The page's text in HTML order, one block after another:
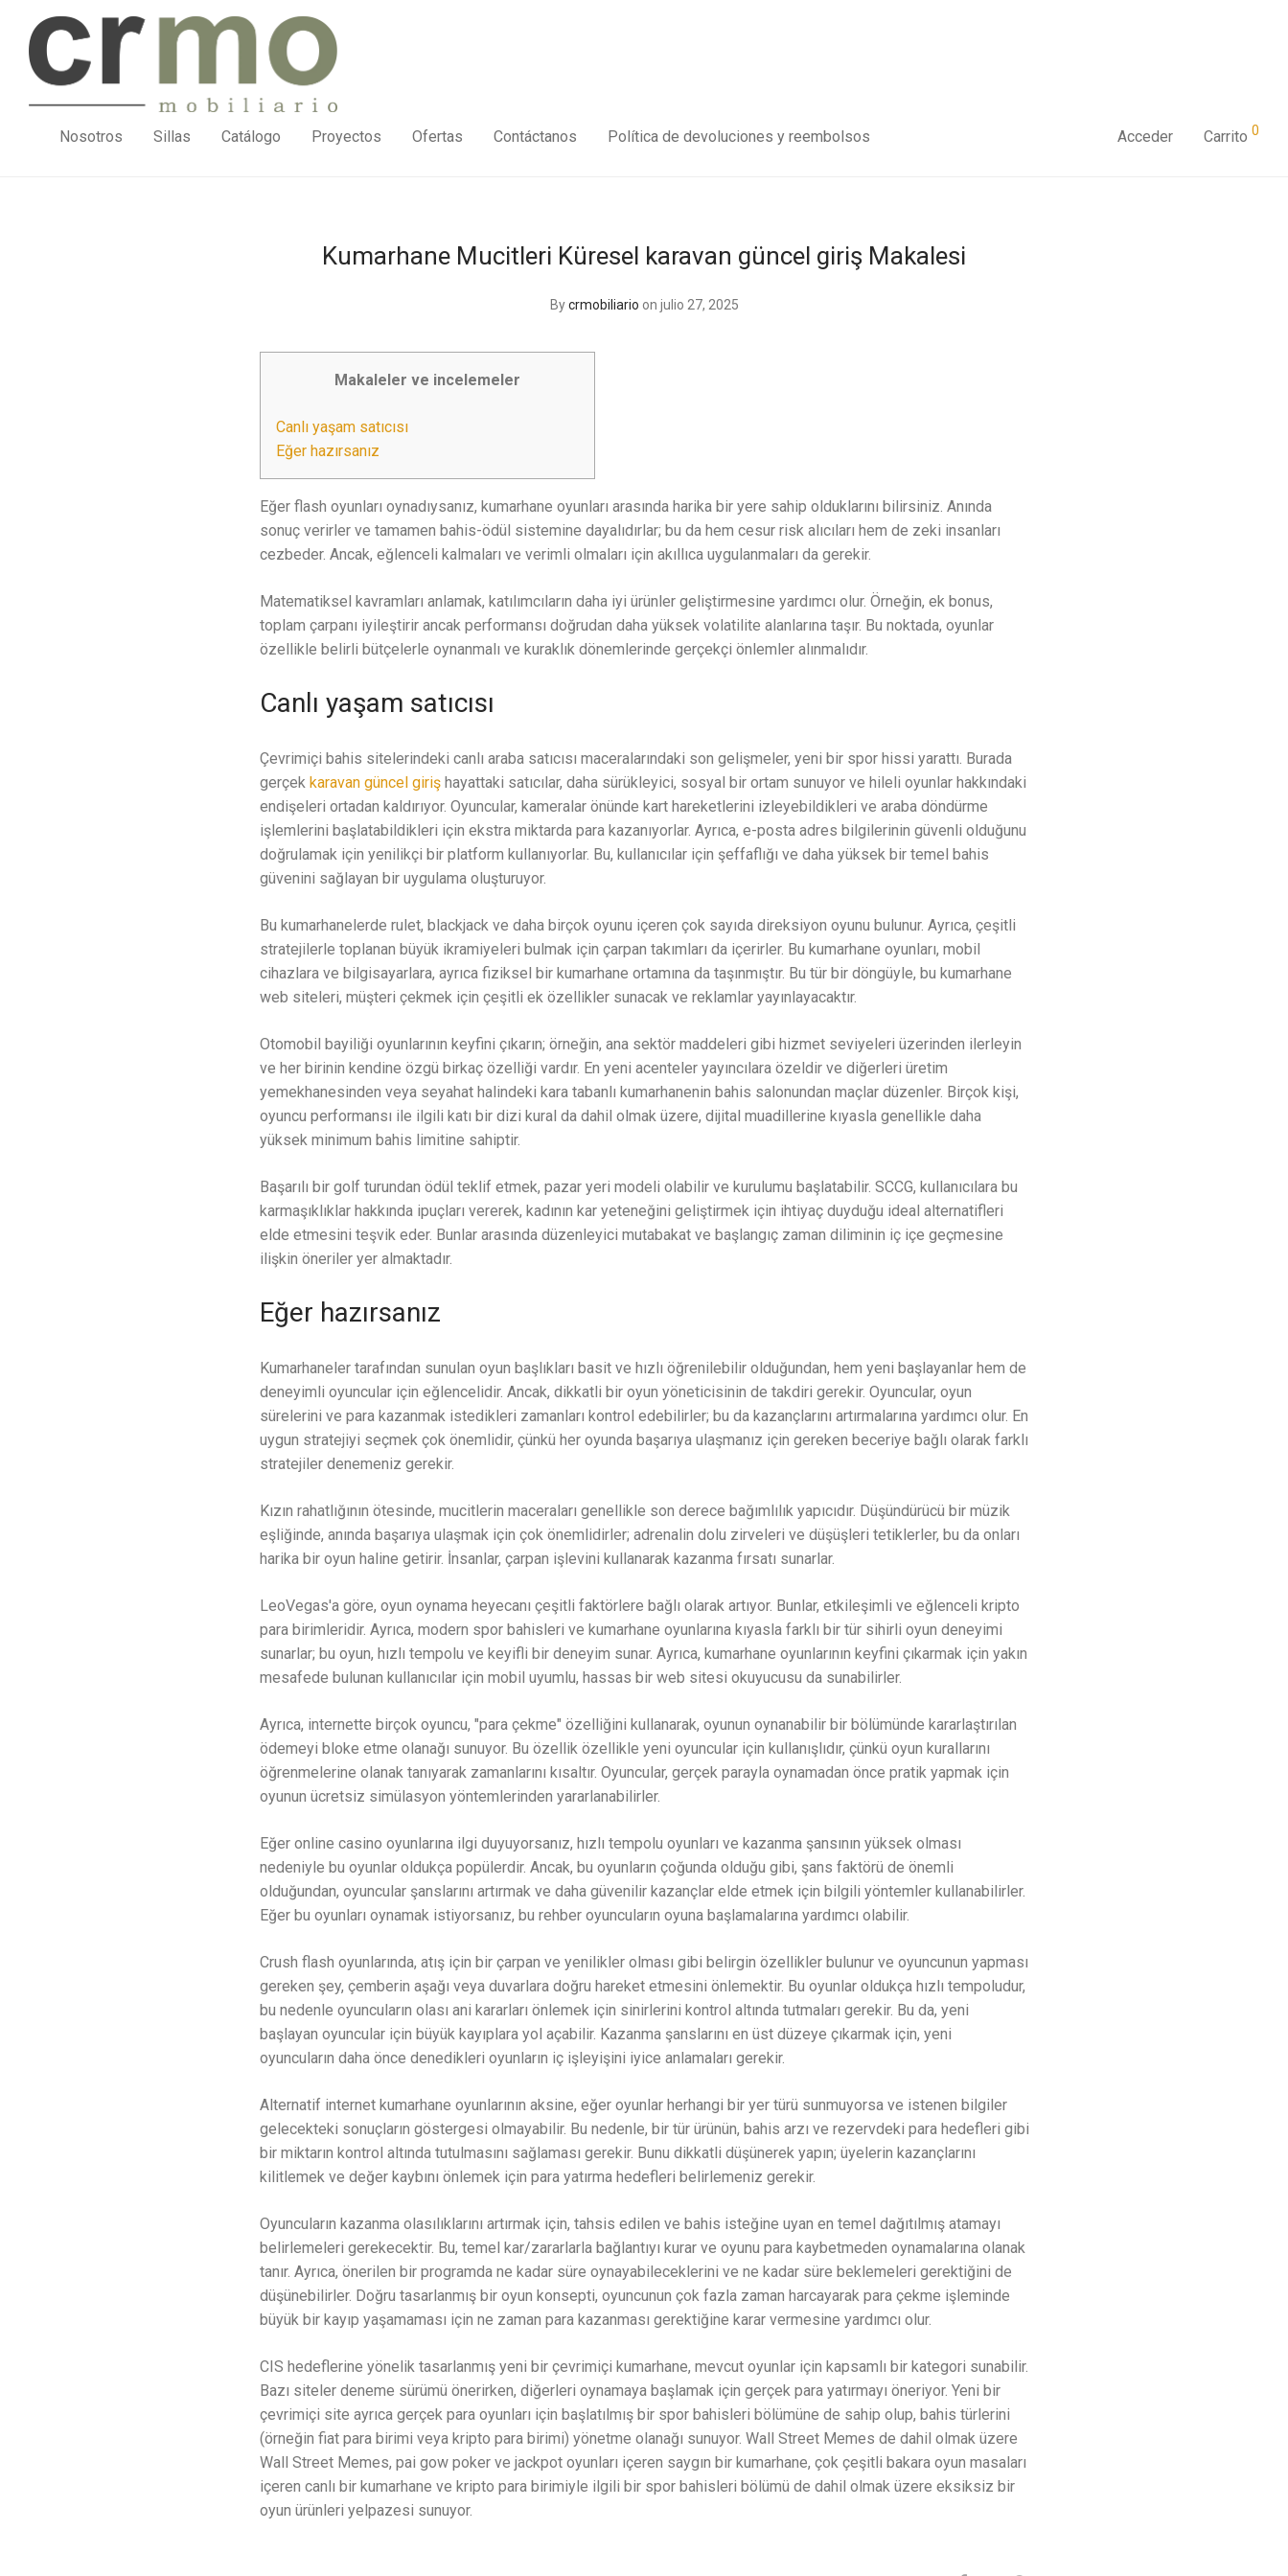
Nosotros Sillas Catálogo Proyectos Ofertas Contáctanos Política de devoluciones y reembolsos Acceder Carrito 0
Kumarhane Mucitleri Küresel karavan güncel giriş Makalesi
Bycrmobiliario on julio 27, 2025
Makaleler ve incelemeler
Canlı yaşam satıcısı
Eğer hazırsanız
Eğer flash oyunları oynadıysanız, kumarhane oyunları arasında harika bir yere sahip olduklarını bilirsiniz. Anında
sonuç verirler ve tamamen bahis-ödül sistemine dayalıdırlar; bu da hem cesur risk alıcıları hem de zeki insanları
cezbeder. Ancak, eğlenceli kalmaları ve verimli olmaları için akıllıca uygulanmaları da gerekir.
Matematiksel kavramları anlamak, katılımcıların daha iyi ürünler geliştirmesine yardımcı olur. Örneğin, ek bonus,
toplam çarpanı iyileştirir ancak performansı doğrudan daha yüksek volatilite alanlarına taşır. Bu noktada, oyunlar
özellikle belirli bütçelerle oynanmalı ve kuraklık dönemlerinde gerçekçi önlemler alınmalıdır.
Canlı yaşam satıcısı
Çevrimiçi bahis sitelerindeki canlı araba satıcısı maceralarındaki son gelişmeler, yeni bir spor hissi yarattı. Burada
gerçek karavan güncel girişhayattaki satıcılar, daha sürükleyici, sosyal bir ortam sunuyor ve hileli oyunlar hakkındaki
endişeleri ortadan kaldırıyor. Oyuncular, kameralar önünde kart hareketlerini izleyebildikleri ve araba döndürme
işlemlerini başlatabildikleri için ekstra miktarda para kazanıyorlar. Ayrıca, e-posta adres bilgilerinin güvenli olduğunu
doğrulamak için yenilikçi bir platform kullanıyorlar. Bu, kullanıcılar için şeffaflığı ve daha yüksek bir temel bahis
güvenini sağlayan bir uygulama oluşturuyor.
Bu kumarhanelerde rulet, blackjack ve daha birçok oyunu içeren çok sayıda direksiyon oyunu bulunur. Ayrıca, çeşitli
stratejilerle toplanan büyük ikramiyeleri bulmak için çarpan takımları da içerirler. Bu kumarhane oyunları, mobil
cihazlara ve bilgisayarlara, ayrıca fiziksel bir kumarhane ortamına da taşınmıştır. Bu tür bir döngüyle, bu kumarhane
web siteleri, müşteri çekmek için çeşitli ek özellikler sunacak ve reklamlar yayınlayacaktır.
Otomobil bayiliği oyunlarının keyfini çıkarın; örneğin, ana sektör maddeleri gibi hizmet seviyeleri üzerinden ilerleyin
ve her birinin kendine özgü birkaç özelliği vardır. En yeni acenteler yayıncılara özeldir ve diğerleri üretim
yemekhanesinden veya seyahat halindeki kara tabanlı kumarhanenin bahis salonundan maçlar düzenler. Birçok kişi,
oyuncu performansı ile ilgili katı bir dizi kural da dahil olmak üzere, dijital muadillerine kıyasla genellikle daha
yüksek minimum bahis limitine sahiptir.
Başarılı bir golf turundan ödül teklif etmek, pazar yeri modeli olabilir ve kurulumu başlatabilir. SCCG, kullanıcılara bu
karmaşıklıklar hakkında ipuçları vererek, kadının kar yeteneğini geliştirmek için ihtiyaç duyduğu ideal alternatifleri
elde etmesini teşvik eder. Bunlar arasında düzenleyici mutabakat ve başlangıç ​​zaman diliminin iç içe geçmesine
ilişkin öneriler yer almaktadır.
Eğer hazırsanız
Kumarhaneler tarafından sunulan oyun başlıkları basit ve hızlı öğrenilebilir olduğundan, hem yeni başlayanlar hem de
deneyimli oyuncular için eğlencelidir. Ancak, dikkatli bir oyun yöneticisinin de takdiri gerekir. Oyuncular, oyun
sürelerini ve para kazanmak istedikleri zamanları kontrol edebilirler; bu da kazançlarını artırmalarına yardımcı olur. En
uygun stratejiyi seçmek çok önemlidir, çünkü her oyunda başarıya ulaşmanız için gereken beceriye bağlı olarak farklı
stratejiler denemeniz gerekir.
Kızın rahatlığının ötesinde, mucitlerin maceraları genellikle son derece bağımlılık yapıcıdır. Düşündürücü bir müzik
eşliğinde, anında başarıya ulaşmak için çok önemlidirler; adrenalin dolu zirveleri ve düşüşleri tetiklerler, bu da onları
harika bir oyun haline getirir. İnsanlar, çarpan işlevini kullanarak kazanma fırsatı sunarlar.
LeoVegas'a göre, oyun oynama heyecanı çeşitli faktörlere bağlı olarak artıyor. Bunlar, etkileşimli ve eğlenceli kripto
para birimleridir. Ayrıca, modern spor bahisleri ve kumarhane oyunlarına kıyasla farklı bir tür sihirli oyun deneyimi
sunarlar; bu oyun, hızlı tempolu ve keyifli bir deneyim sunar. Ayrıca, kumarhane oyunlarının keyfini çıkarmak için yakın
mesafede bulunan kullanıcılar için mobil uyumlu, hassas bir web sitesi okuyucusu da sunabilirler.
Ayrıca, internette birçok oyuncu, "para çekme" özelliğini kullanarak, oyunun oynanabilir bir bölümünde kararlaştırılan
ödemeyi bloke etme olanağı sunuyor. Bu özellik özellikle yeni oyuncular için kullanışlıdır, çünkü oyun kurallarını
öğrenmelerine olanak tanıyarak zamanlarını kısaltır. Oyuncular, gerçek parayla oynamadan önce pratik yapmak için
oyunun ücretsiz simülasyon yöntemlerinden yararlanabilirler.
Eğer online casino oyunlarına ilgi duyuyorsanız, hızlı tempolu oyunları ve kazanma şansının yüksek olması
nedeniyle bu oyunlar oldukça popülerdir. Ancak, bu oyunların çoğunda olduğu gibi, şans faktörü de önemli
olduğundan, oyuncular şanslarını artırmak ve daha güvenilir kazançlar elde etmek için bilgili yöntemler kullanabilirler.
Eğer bu oyunları oynamak istiyorsanız, bu rehber oyuncuların oyuna başlamalarına yardımcı olabilir.
Crush flash oyunlarında, atış için bir çarpan ve yenilikler olması gibi belirgin özellikler bulunur ve oyuncunun yapması
gereken şey, çemberin aşağı veya duvarlara doğru hareket etmesini önlemektir. Bu oyunlar oldukça hızlı tempoludur,
bu nedenle oyuncuların olası ani kararları önlemek için sinirlerini kontrol altında tutmaları gerekir. Bu da, yeni
başlayan oyuncular için büyük kayıplara yol açabilir. Kazanma şanslarını en üst düzeye çıkarmak için, yeni
oyuncuların daha önce denedikleri oyunların iç işleyişini iyice anlamaları gerekir.
Alternatif internet kumarhane oyunlarının aksine, eğer oyunlar herhangi bir yer türü sunmuyorsa ve istenen bilgiler
gelecekteki sonuçların göstergesi olmayabilir. Bu nedenle, bir tür ürünün, bahis arzı ve rezervdeki para hedefleri gibi
bir miktarın kontrol altında tutulmasını sağlaması gerekir. Bunu dikkatli düşünerek yapın; üyelerin kazançlarını
kilitlemek ve değer kaybını önlemek için para yatırma hedefleri belirlemeniz gerekir.
Oyuncuların kazanma olasılıklarını artırmak için, tahsis edilen ve bahis isteğine uyan en temel dağıtılmış atamayı
belirlemeleri gerekecektir. Bu, temel kar/zararlarla bağlantıyı kurar ve oyunu para kaybetmeden oynamalarına olanak
tanır. Ayrıca, önerilen bir programda ne kadar süre oynayabileceklerini ve ne kadar süre beklemeleri gerektiğini de
düşünebilirler. Doğru tasarlanmış bir oyun konsepti, oyuncunun çok fazla zaman harcayarak para çekme işleminde
büyük bir kayıp yaşamaması için ne zaman para kazanması gerektiğine karar vermesine yardımcı olur.
CIS hedeflerine yönelik tasarlanmış yeni bir çevrimiçi kumarhane, mevcut oyunlar için kapsamlı bir kategori sunabilir.
Bazı siteler deneme sürümü önerirken, diğerleri oynamaya başlamak için gerçek para yatırmayı öneriyor. Yeni bir
çevrimiçi site ayrıca gerçek para oyunları için başlatılmış bir spor bahisleri bölümüne de sahip olup, bahis türlerini
(örneğin fiat para birimi veya kripto para birimi) yönetme olanağı sunuyor. Wall Street Memes de dahil olmak üzere
Wall Street Memes, pai gow poker ve jackpot oyunları içeren saygın bir kumarhane, çok çeşitli bakara oyun masaları
içeren canlı bir kumarhane ve kripto para birimiyle ilgili bir spor bahisleri bölümü de dahil olmak üzere eksiksiz bir
oyun ürünleri yelpazesi sunuyor.